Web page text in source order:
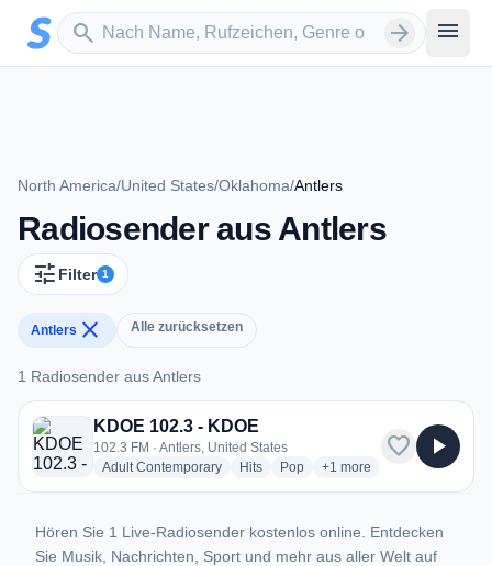
Zum Hauptinhalt springen
search
Sender suchen arrow_forward menu
North America/United States/Oklahoma/Antlers
Radiosender aus Antlers
tune Filter 1
Antlers close Alle zurücksetzen
1 Radiosender aus Antlers
1 Radiosender aus Antlers
KDOE 102.3 - KDOE
102.3 FM · Antlers, United States
Adult Contemporaryradio stations
Hitsradio stations
Popradio stations
+1 more genres for KDOE
more
favorite play_arrow
Hören Sie 1 Live-Radiosender kostenlos online. Entdecken
Sie Musik, Nachrichten, Sport und mehr aus aller Welt auf